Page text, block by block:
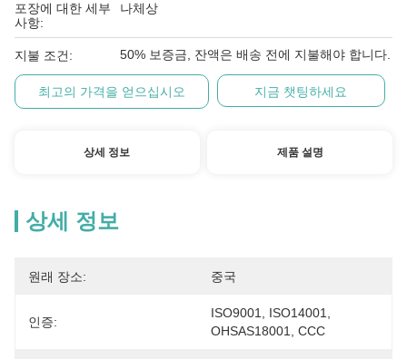
포장에 대한 세부
사항:
나체상
지불 조건: 50% 보증금, 잔액은 배송 전에 지불해야 합니다.
최고의 가격을 얻으십시오 지금 챗팅하세요
상세 정보 제품 설명
상세 정보
원래 장소: 중국
인증:
ISO9001, ISO14001,
OHSAS18001, CCC